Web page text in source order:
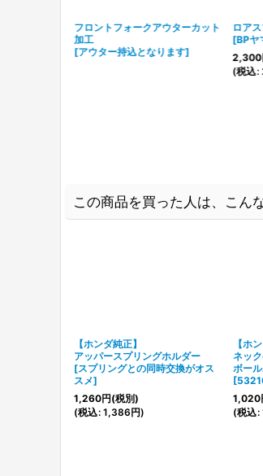
フロントフォークアウターカット
加工
[アウター持込となります]
ロア
[BP
2,300
(税込:
この商品を買った人は、こん
【ホンダ純正】
アッパースプリングホルダー
[スプリングとの同時交換がオス
スメ]
1,260円(税別)
(税込: 1,386円)
【ホ
ネッ
ボー
[
1,020
(税込: